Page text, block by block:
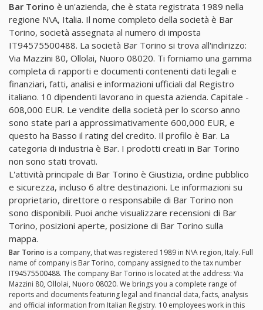
Bar Torino è un'azienda, che è stata registrata 1989 nella
regione N\A, Italia. Il nome completo della società è Bar
Torino, società assegnata al numero di imposta
IT94575500488. La società Bar Torino si trova all'indirizzo:
Via Mazzini 80, Ollolai, Nuoro 08020. Ti forniamo una gamma
completa di rapporti e documenti contenenti dati legali e
finanziari, fatti, analisi e informazioni ufficiali dal Registro
italiano. 10 dipendenti lavorano in questa azienda. Capitale -
608,000 EUR. Le vendite della società per lo scorso anno
sono state pari a approssimativamente 600,000 EUR, e
questo ha Basso il rating del credito. Il profilo è Bar. La
categoria di industria è Bar. I prodotti creati in Bar Torino
non sono stati trovati.
L'attività principale di Bar Torino è Giustizia, ordine pubblico
e sicurezza, incluso 6 altre destinazioni. Le informazioni su
proprietario, direttore o responsabile di Bar Torino non
sono disponibili. Puoi anche visualizzare recensioni di Bar
Torino, posizioni aperte, posizione di Bar Torino sulla
mappa.
Bar Torino is a company, that was registered 1989 in N\A region, Italy. Full
name of company is Bar Torino, company assigned to the tax number
IT94575500488. The company Bar Torino is located at the address: Via
Mazzini 80, Ollolai, Nuoro 08020. We brings you a complete range of
reports and documents featuring legal and financial data, facts, analysis
and official information from Italian Registry. 10 employees work in this